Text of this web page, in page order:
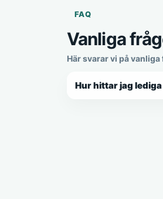
FAQ
Vanliga
Här svarar vi på
Hur hittar jag